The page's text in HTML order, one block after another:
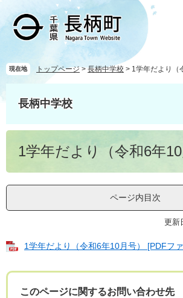
ー
す
ニ
し
文
現在地 トップページ >長柄中学校 > 1学年だより（
長柄中学校
1学年だより（令和6年10
ページ内目次
更新
1学年だより（令和6年10月号） [PDFフ
このページに関するお問い合わせ先